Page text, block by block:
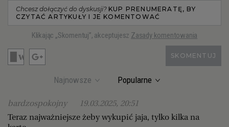
Chcesz dołączyć do dyskusji? KUP PRENUMERATĘ, BY
CZYTAĆ ARTYKUŁY I JE KOMENTOWAĆ
Klikając „Skomentuj”, akceptujesz Zasady komentowania
SKOMENTUJ
Najnowsze Popularne
bardzospokojny
19.03.2025, 20:51
Teraz najważniejsze żeby wykupić jaja, tylko kilka na